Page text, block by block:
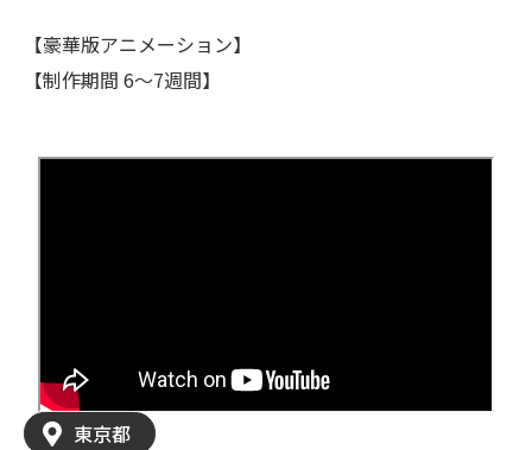
【豪華版アニメーション】
【制作期間 6〜7週間】
東京都